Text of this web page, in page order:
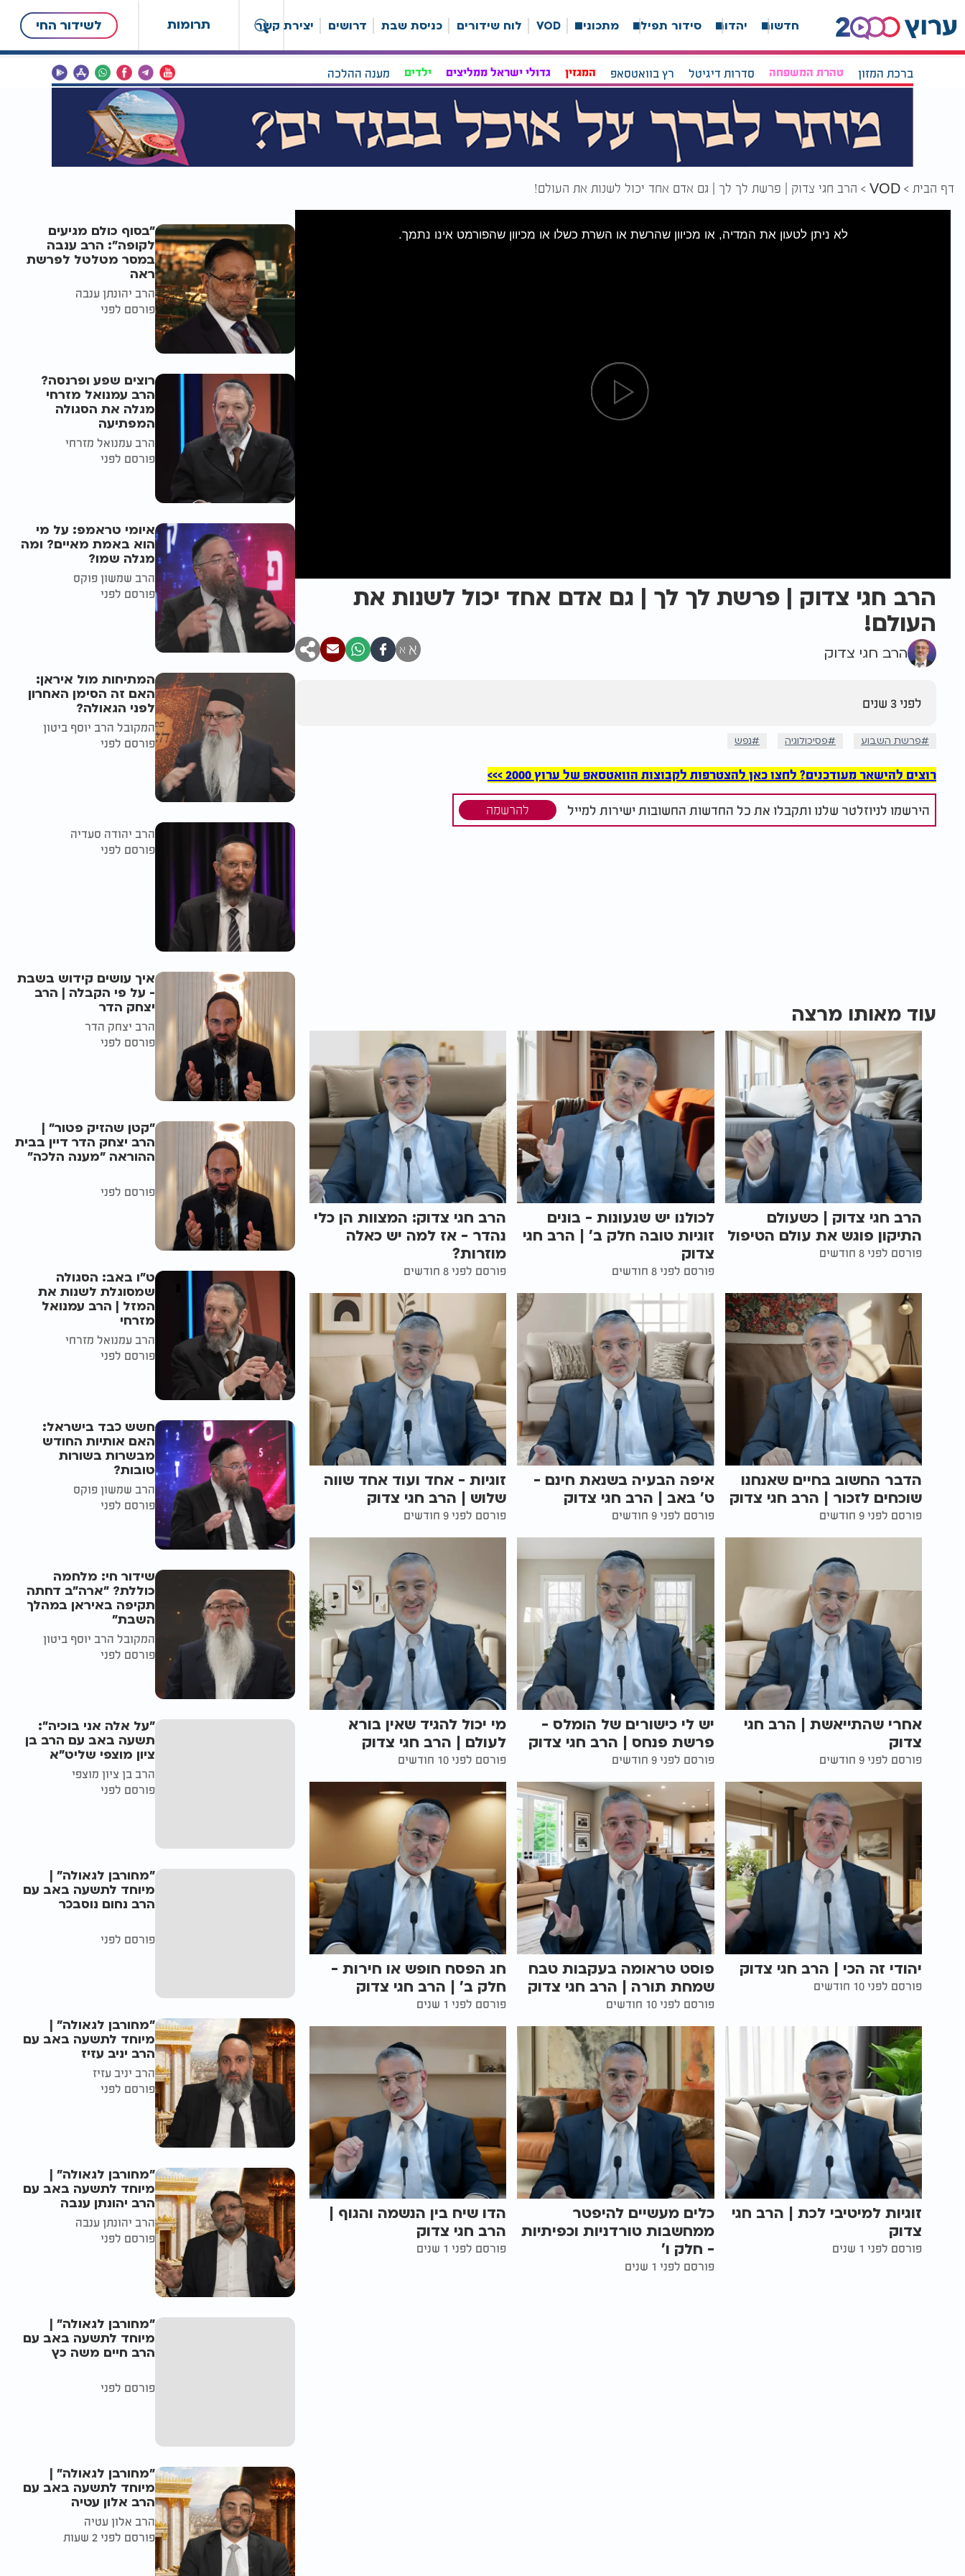
תרומות לשידור החי חדשות יהדות סידור תפילה מתכונים VOD לוח שידורים כניסת שבת דרושים יצירת קשר
ברכת המזון טהרת המשפחה סדרות דיגיטל רץ בוואטסאפ המגזין גדולי ישראל ממליצים ילדים מענה ההלכה
דף הבית VOD הרב חגי צדוק | פרשת לך לך | גם אדם אחד יכול לשנות את העולם!
לא ניתן לטעון את המדיה, או מכיוון שהרשת או השרת כשלו או מכיוון שהפורמט אינו נתמך.
הרב חגי צדוק | פרשת לך לך | גם אדם אחד יכול לשנות את
העולם!
הרב חגי צדוק א א
לפני 3 שנים
פרשת השבוע פסיכולוגיה נפש
רוצים להישאר מעודכנים? לחצו כאן להצטרפות לקבוצות הוואטסאפ של ערוץ 2000 >>>
הירשמו לניוזלטר שלנו ותקבלו את כל החדשות החשובות ישירות למייל להרשמה
עוד מאותו מרצה
הרב חגי צדוק | כשעולם
התיקון פוגש את עולם הטיפול
פורסם לפני 8 חודשים
לכולנו יש שגעונות - בונים
זוגיות טובה חלק ב' | הרב חגי
צדוק
פורסם לפני 8 חודשים
הרב חגי צדוק: המצוות הן כלי
נהדר - אז למה יש כאלה
מוזרות?
פורסם לפני 8 חודשים
הדבר החשוב בחיים שאנחנו
שוכחים לזכור | הרב חגי צדוק
פורסם לפני 9 חודשים
איפה הבעיה בשנאת חינם -
ט' באב | הרב חגי צדוק
פורסם לפני 9 חודשים
זוגיות - אחד ועוד אחד שווה
שלוש | הרב חגי צדוק
פורסם לפני 9 חודשים
אחרי שהתייאשת | הרב חגי
צדוק
פורסם לפני 9 חודשים
יש לי כישורים של הומלס -
פרשת פנחס | הרב חגי צדוק
פורסם לפני 9 חודשים
מי יכול להגיד שאין בורא
לעולם | הרב חגי צדוק
פורסם לפני 10 חודשים
יהודי זה הכי | הרב חגי צדוק
פורסם לפני 10 חודשים
פוסט טראומה בעקבות טבח
שמחת תורה | הרב חגי צדוק
פורסם לפני 10 חודשים
חג הפסח חופש או חירות -
חלק ב' | הרב חגי צדוק
פורסם לפני 1 שנים
זוגיות למיטיבי לכת | הרב חגי
צדוק
פורסם לפני 1 שנים
כלים מעשיים להיפטר
ממחשבות טורדניות וכפיתיות
- חלק ו'
פורסם לפני 1 שנים
הדו שיח בין הנשמה והגוף |
הרב חגי צדוק
פורסם לפני 1 שנים
"בסוף כולם מגיעים
לקופה": הרב ענבה
במסר מטלטל לפרשת
ראה
הרב יהונתן ענבה
פורסם לפני
רוצים שפע ופרנסה?
הרב עמנואל מזרחי
מגלה את הסגולה
המפתיעה
הרב עמנואל מזרחי
פורסם לפני
איומי טראמפ: על מי
הוא באמת מאיים? ומה
מגלה שמו?
הרב שמשון פוקס
פורסם לפני
המתיחות מול איראן:
האם זה הסימן האחרון
לפני הגאולה?
המקובל הרב יוסף ביטון
פורסם לפני
הרב יהודה סעדיה
פורסם לפני
איך עושים קידוש בשבת
- על פי הקבלה | הרב
יצחק הדר
הרב יצחק הדר
פורסם לפני
"קטן שהזיק פטור" |
הרב יצחק הדר דיין בבית
ההוראה "מענה הלכה"
פורסם לפני
ט"ו באב: הסגולה
שמסוגלת לשנות את
המזל | הרב עמנואל
מזרחי
הרב עמנואל מזרחי
פורסם לפני
חשש כבד בישראל:
האם אותיות החודש
מבשרות בשורות
טובות?
הרב שמשון פוקס
פורסם לפני
שידור חי: מלחמה
כוללת? ״ארה"ב דחתה
תקיפה באיראן במהלך
השבת״
המקובל הרב יוסף ביטון
פורסם לפני
"על אלה אני בוכיה":
תשעה באב עם הרב בן
ציון מוצפי שליט"א
הרב בן ציון מוצפי
פורסם לפני
"מחורבן לגאולה" |
מיוחד לתשעה באב עם
הרב נחום נוסבכר
פורסם לפני
"מחורבן לגאולה" |
מיוחד לתשעה באב עם
הרב יניב עזיז
הרב יניב עזיז
פורסם לפני
"מחורבן לגאולה" |
מיוחד לתשעה באב עם
הרב יהונתן ענבה
הרב יהונתן ענבה
פורסם לפני
"מחורבן לגאולה" |
מיוחד לתשעה באב עם
הרב חיים משה כץ
פורסם לפני
"מחורבן לגאולה" |
מיוחד לתשעה באב עם
הרב אלון עטיה
הרב אלון עטיה
פורסם לפני 2 שעות